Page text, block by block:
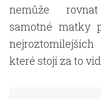
nemůže
samotné matky
které stojí za to